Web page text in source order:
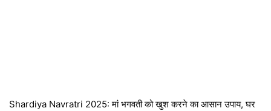
Shardiya Navratri 2025: मां भगवती को खुश करने का आसान उपाय, घर